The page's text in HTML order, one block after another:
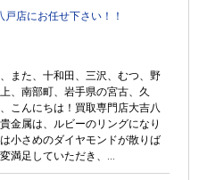
店にお任せ下さい！！
また、十和田、三沢、むつ、野
、南部町、岩手県の宮古、久
こんにちは！買取専門店大吉八
金属は、ルビーのリングになり
小さめのダイヤモンドが散りば
満足していただき、...